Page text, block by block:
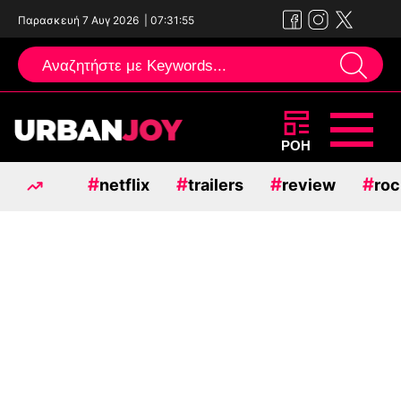
Παρασκευή 7 Αυγ 2026 07:31:56
Μεταπηδήστε
περιεχόμενο
ΡΟΗ
#netflix #trailers #review #